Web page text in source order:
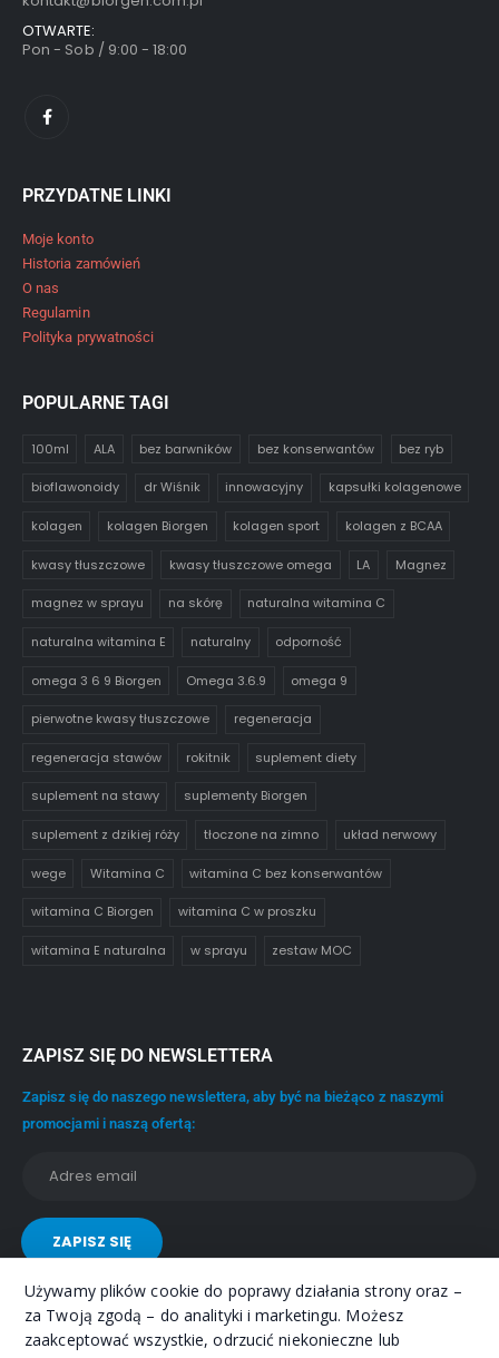
OTWARTE:
Pon - Sob / 9:00 - 18:00
PRZYDATNE LINKI
Moje konto
Historia zamówień
O nas
Regulamin
Polityka prywatności
POPULARNE TAGI
100ml ALA bez barwników bez konserwantów bez ryb
bioflawonoidy dr Wiśnik innowacyjny kapsułki kolagenowe
kolagen kolagen Biorgen kolagen sport kolagen z BCAA
kwasy tłuszczowe kwasy tłuszczowe omega LA Magnez
magnez w sprayu na skórę naturalna witamina C
naturalna witamina E naturalny odporność
omega 3 6 9 Biorgen Omega 3.6.9 omega 9
pierwotne kwasy tłuszczowe regeneracja
regeneracja stawów rokitnik suplement diety
suplement na stawy suplementy Biorgen
suplement z dzikiej róży tłoczone na zimno układ nerwowy
wege Witamina C witamina C bez konserwantów
witamina C Biorgen witamina C w proszku
witamina E naturalna w sprayu zestaw MOC
ZAPISZ SIĘ DO NEWSLETTERA
Zapisz się do naszego newslettera, aby być na bieżąco z naszymi
promocjami i naszą ofertą:
Używamy plików cookie do poprawy działania strony oraz –
za Twoją zgodą – do analityki i marketingu. Możesz
zaakceptować wszystkie, odrzucić niekonieczne lub